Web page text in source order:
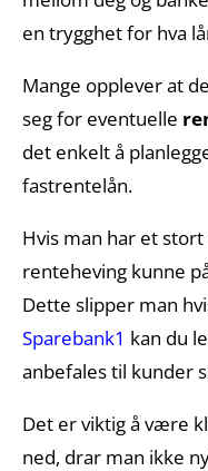
en trygghet for hva
Mange opplever at
seg for eventuelle
det enkelt å
fastrentelån.
Hvis man har et
renteheving kunne
Dette slipper man
Sparebank1 kan du
anbefales til kunder
Det er viktig å være
ned, drar man ikke